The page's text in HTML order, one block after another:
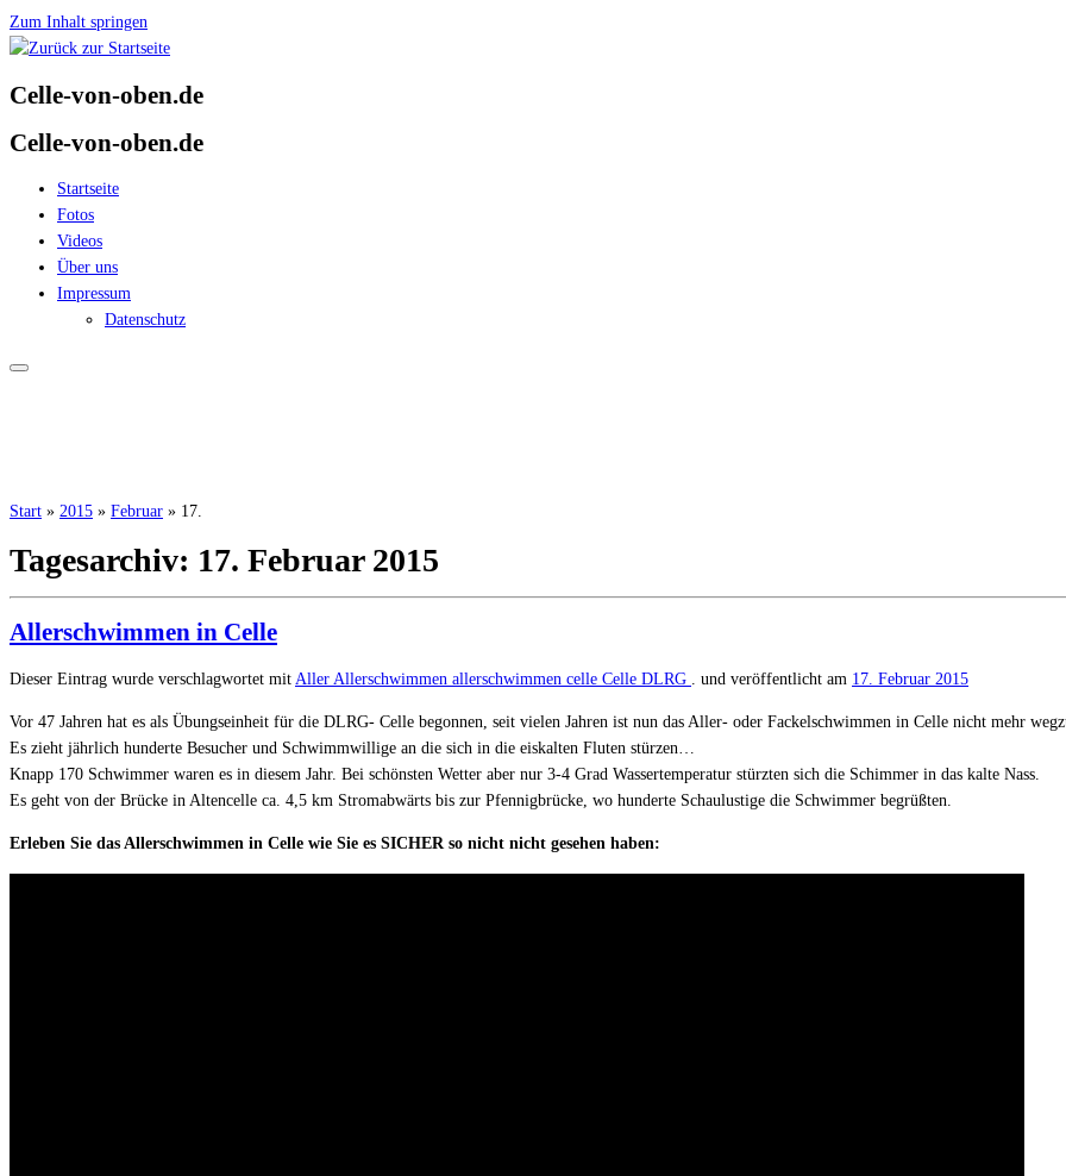
Zum Inhalt springen
Celle-von-oben.de
Celle-von-oben.de
Startseite
Fotos
Videos
Über uns
Impressum
Datenschutz
Start » 2015 » Februar » 17.
Tagesarchiv: 17. Februar 2015
Allerschwimmen in Celle
Dieser Eintrag wurde verschlagwortet mit Aller Allerschwimmen allerschwimmen celle Celle DLRG . und veröffentlicht am 17. Februar 2015
Vor 47 Jahren hat es als Übungseinheit für die DLRG- Celle begonnen, seit vielen Jahren ist nun das Aller- oder Fackelschwimmen in Celle nicht mehr
Es zieht jährlich hunderte Besucher und Schwimmwillige an die sich in die eiskalten Fluten stürzen…
Knapp 170 Schwimmer waren es in diesem Jahr. Bei schönsten Wetter aber nur 3-4 Grad Wassertemperatur stürzten sich die Schimmer in das kalte Nass.
Es geht von der Brücke in Altencelle ca. 4,5 km Stromabwärts bis zur Pfennigbrücke, wo hunderte Schaulustige die Schwimmer begrüßten.
Erleben Sie das Allerschwimmen in Celle wie Sie es SICHER so nicht nicht gesehen haben: